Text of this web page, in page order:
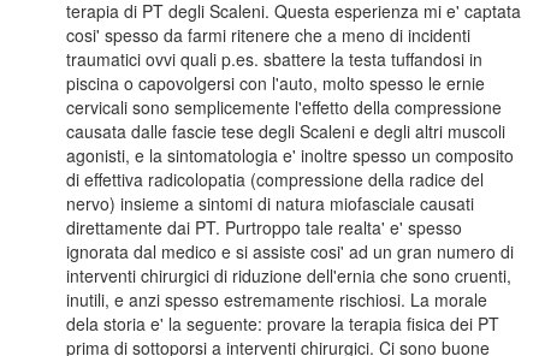
terapia di PT degli Scaleni. Questa esperienza mi e' captata
cosi' spesso da farmi ritenere che a meno di incidenti
traumatici ovvi quali p.es. sbattere la testa tuffandosi in
piscina o capovolgersi con l'auto, molto spesso le ernie
cervicali sono semplicemente l'effetto della compressione
causata dalle fascie tese degli Scaleni e degli altri muscoli
agonisti, e la sintomatologia e' inoltre spesso un composito
di effettiva radicolopatia (compressione della radice del
nervo) insieme a sintomi di natura miofasciale causati
direttamente dai PT. Purtroppo tale realta' e' spesso
ignorata dal medico e si assiste cosi' ad un gran numero di
interventi chirurgici di riduzione dell'ernia che sono cruenti,
inutili, e anzi spesso estremamente rischiosi. La morale
dela storia e' la seguente: provare la terapia fisica dei PT
prima di sottoporsi a interventi chirurgici. Ci sono buone